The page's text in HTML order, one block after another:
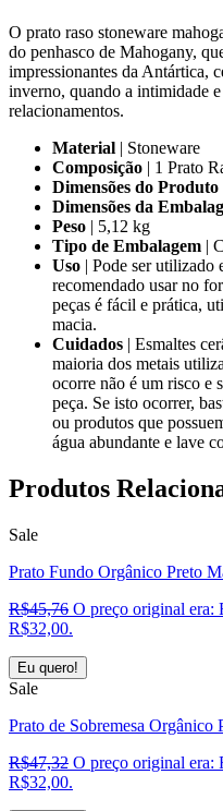
O prato raso stoneware
do penhasco de Mahogany,
impressionantes da Antártica,
inverno, quando a intimidade
relacionamentos.
Material | Stoneware
Composição | 1 Prato
Dimensões do Produto
Dimensões da
Peso | 5,12 kg
Tipo de Embalagem |
Uso | Pode ser utilizado
recomendado usar no
peças é fácil e prática,
macia.
Cuidados | Esmaltes
maioria dos metais
ocorre não é um risco e
peça. Se isto ocorrer,
ou produtos que
água abundante e lave
Produtos
Sale
Prato Fundo Orgânico Preto
R$45,76 O preço original era:
R$32,00.
Eu quero!
Sale
Prato de Sobremesa Orgânico
R$47,32 O preço original era:
R$32,00.